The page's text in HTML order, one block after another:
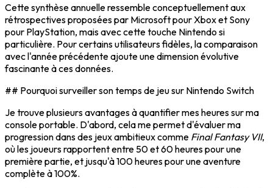
Cette synthèse annuelle ressemble conceptuellement aux
rétrospectives proposées par Microsoft pour Xbox et Sony
pour PlayStation, mais avec cette touche Nintendo si
particulière. Pour certains utilisateurs fidèles, la comparaison
avec l'année précédente ajoute une dimension évolutive
fascinante à ces données.
## Pourquoi surveiller son temps de jeu sur Nintendo Switch
Je trouve plusieurs avantages à quantifier mes heures sur ma
console portable. D'abord, cela me permet d'évaluer ma
progression dans des jeux ambitieux comme Final Fantasy VII,
où les joueurs rapportent entre 50 et 60 heures pour une
première partie, et jusqu'à 100 heures pour une aventure
complète à 100%.